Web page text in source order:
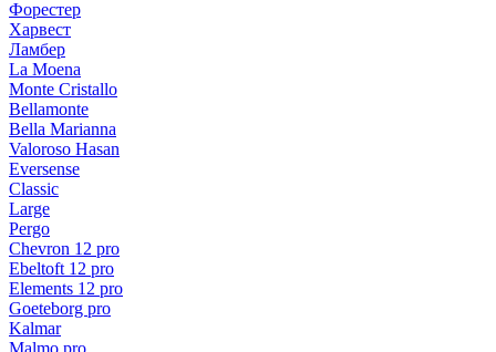
Форестер
Харвест
Ламбер
La Moena
Monte Cristallo
Bellamonte
Bella Marianna
Valoroso Hasan
Eversense
Classic
Large
Pergo
Chevron 12 pro
Ebeltoft 12 pro
Elements 12 pro
Goeteborg pro
Kalmar
Malmo pro